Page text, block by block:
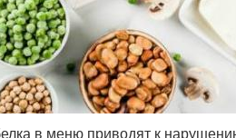
в меню приводят к